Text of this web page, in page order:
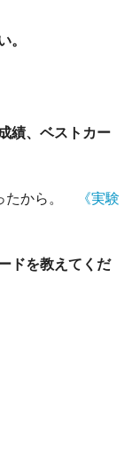
。
績、ベストカー
たから。
《実験
ドを教えてくだ